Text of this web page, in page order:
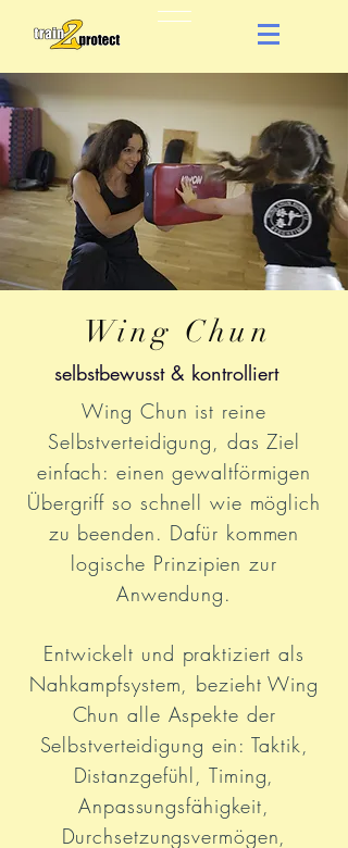
Wing Chun
selbstbewusst & kontrolliert
Wing Chun ist reine
Selbstverteidigung, das Ziel
einfach: einen gewaltförmigen
Übergriff so schnell wie möglich
zu beenden. Dafür kommen
logische Prinzipien zur
Anwendung.
Entwickelt und praktiziert als
Nahkampfsystem, bezieht Wing
Chun alle Aspekte der
Selbstverteidigung ein: Taktik,
Distanzgefühl, Timing,
Anpassungsfähigkeit,
Durchsetzungsvermögen,